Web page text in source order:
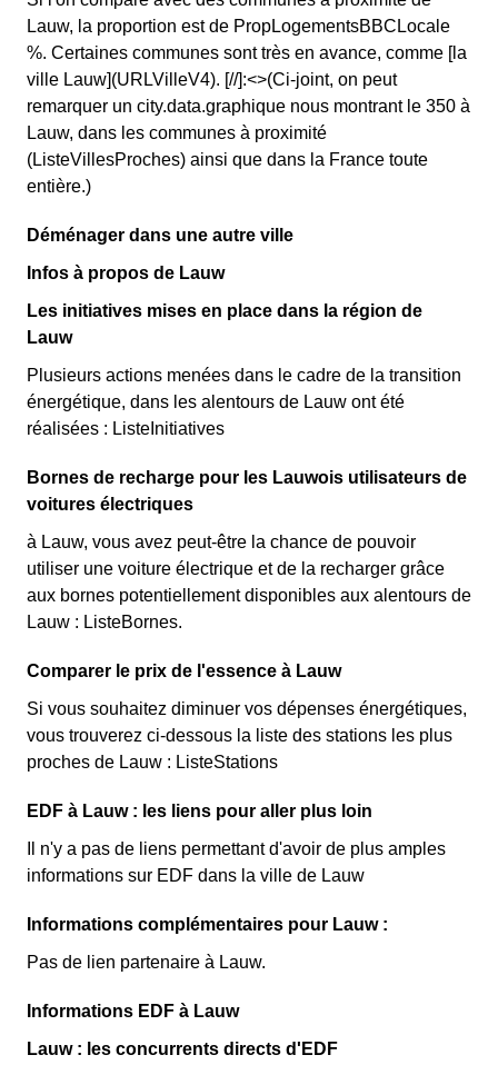
Lauw, la proportion est de PropLogementsBBCLocale
%. Certaines communes sont très en avance, comme [la
ville Lauw](URLVilleV4). [//]:<>(Ci-joint, on peut
remarquer un city.data.graphique nous montrant le 350 à
Lauw, dans les communes à proximité
(ListeVillesProches) ainsi que dans la France toute
entière.)
Déménager dans une autre ville
Infos à propos de Lauw
Les initiatives mises en place dans la région de
Lauw
Plusieurs actions menées dans le cadre de la transition
énergétique, dans les alentours de Lauw ont été
réalisées : ListeInitiatives
Bornes de recharge pour les Lauwois utilisateurs de
voitures électriques
à Lauw, vous avez peut-être la chance de pouvoir
utiliser une voiture électrique et de la recharger grâce
aux bornes potentiellement disponibles aux alentours de
Lauw : ListeBornes.
Comparer le prix de l'essence à Lauw
Si vous souhaitez diminuer vos dépenses énergétiques,
vous trouverez ci-dessous la liste des stations les plus
proches de Lauw : ListeStations
EDF à Lauw : les liens pour aller plus loin
Il n'y a pas de liens permettant d'avoir de plus amples
informations sur EDF dans la ville de Lauw
Informations complémentaires pour Lauw :
Pas de lien partenaire à Lauw.
Informations EDF à Lauw
Lauw : les concurrents directs d'EDF